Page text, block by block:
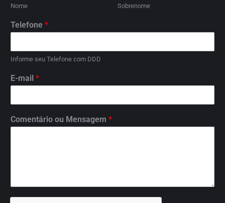
Nome Sobrenome
Telefone *
Informe seu Telefone com DDD
E-mail *
Comentário ou Mensagem *